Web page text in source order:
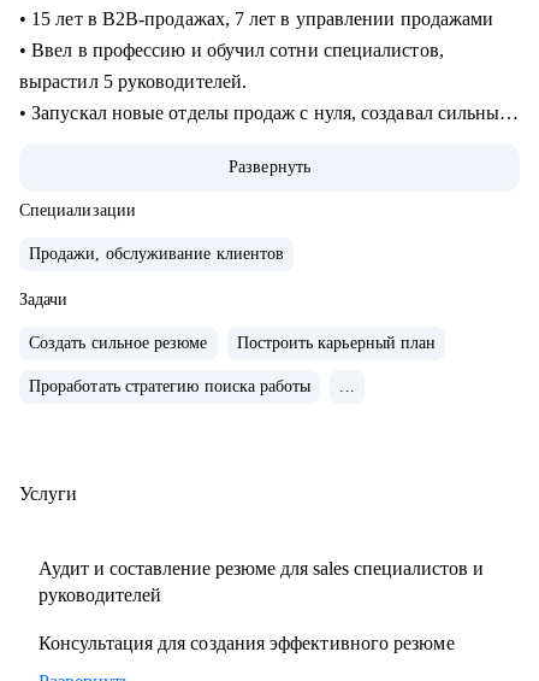
• 15 лет в B2B-продажах, 7 лет в управлении продажами
• Ввел в профессию и обучил сотни специалистов,
вырастил 5 руководителей.
• Запускал новые отделы продаж с нуля, создавал сильные
и руководителей.
• 500+ продающих резюме и сопроводительных писем
• 300+ карьерных консультаций
• Составить резюме и оцифровать ключевые достижения.
рекомендации.
• Выстроить эффективное управление командой (прямой
• Подготовиться к полугодовому/ годовому ревью и
переговорам с руководителем.
Развернуть
Специализации
Продажи, обслуживание клиентов
Задачи
Создать сильное резюме Построить карьерный план
Проработать стратегию поиска работы ...
Услуги
Аудит и составление резюме для sales специалистов и
руководителей
Консультация для создания эффективного резюме